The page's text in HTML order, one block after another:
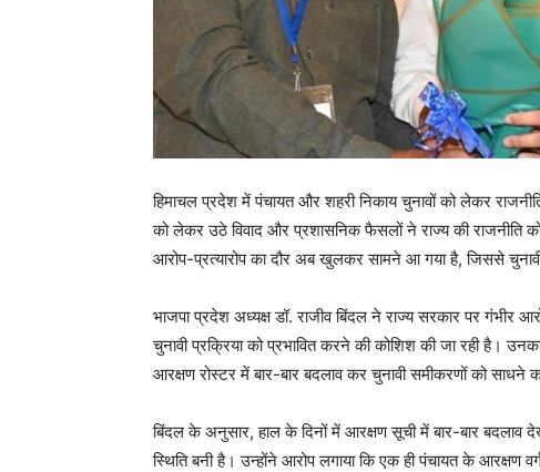
हिमाचल प्रदेश में पंचायत और शहरी निकाय चुनावों को लेकर
को लेकर उठे विवाद और प्रशासनिक फैसलों ने राज्य की राजनीति को
आरोप-प्रत्यारोप का दौर अब खुलकर सामने आ गया है, जिससे
भाजपा प्रदेश अध्यक्ष डॉ. राजीव बिंदल ने राज्य सरकार पर
चुनावी प्रक्रिया को प्रभावित करने की कोशिश की जा रही है।
आरक्षण रोस्टर में बार-बार बदलाव कर चुनावी समीकरणों को साधने
बिंदल के अनुसार, हाल के दिनों में आरक्षण सूची में बार-बार बदलाव
स्थिति बनी है। उन्होंने आरोप लगाया कि एक ही पंचायत के